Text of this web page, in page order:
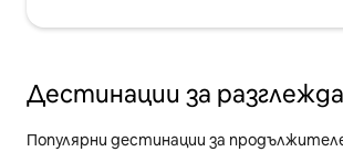
Дестинации за
Популярни дестинации за